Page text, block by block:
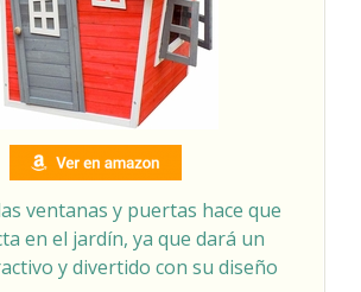
ventanas y puertas hace que
en el jardín, ya que dará un
y divertido con su diseño